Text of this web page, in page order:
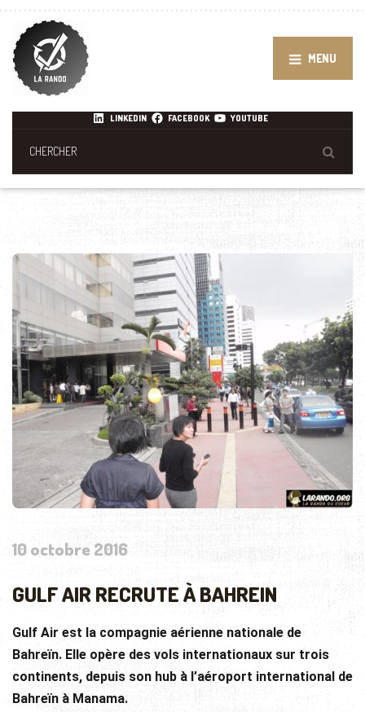
MENU
LINKEDIN FACEBOOK YOUTUBE
10 octobre 2016
GULF AIR RECRUTE À BAHREIN
Gulf Air est la compagnie aérienne nationale de
Bahreïn. Elle opère des vols internationaux sur trois
continents, depuis son hub à l’aéroport international de
Bahreïn à Manama.